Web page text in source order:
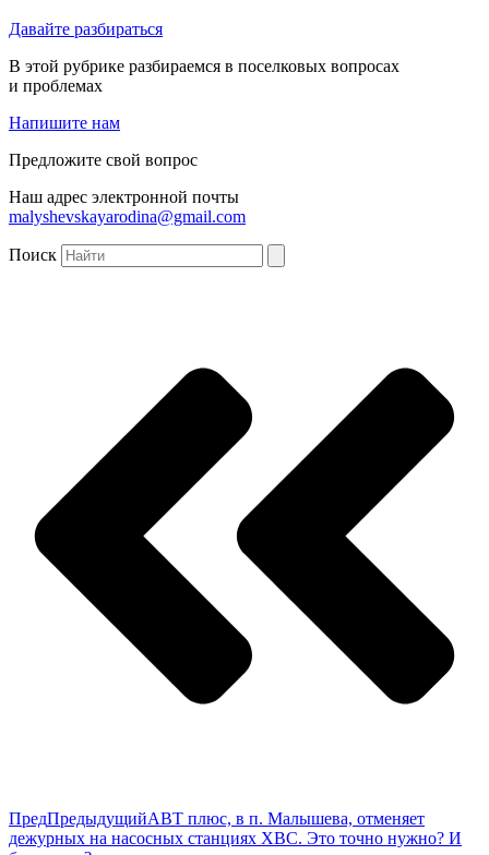
Давайте разбираться
В этой рубрике разбираемся в поселковых вопросах
и проблемах
Напишите нам
Предложите свой вопрос
Наш адрес электронной почты
malyshevskayarodina@gmail.com
Поиск
ПредПредыдущийАВТ плюс, в п. Малышева, отменяет
дежурных на насосных станциях ХВС. Это точно нужно? И